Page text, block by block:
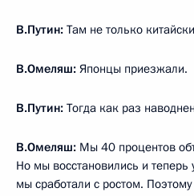
В.Путин: Там не только
В.Омеляш: Японцы приезжали.
В.Путин: Тогда как раз
В.Омеляш: Мы 40 процентов
Но мы восстановились и
мы сработали с ростом.